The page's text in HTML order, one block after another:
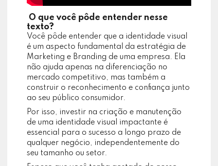
O que você pôde entender nesse
texto?
Você pôde entender que a identidade visual
é um aspecto fundamental da estratégia de
Marketing e Branding de uma empresa. Ela
não ajuda apenas na diferenciação no
mercado competitivo, mas também a
construir o reconhecimento e confiança junto
ao seu público consumidor.
Por isso, investir na criação e manutenção
de uma identidade visual impactante é
essencial para o sucesso a longo prazo de
qualquer negócio, independentemente do
seu tamanho ou setor.